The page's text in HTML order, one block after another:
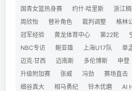
国青女篮热身赛
约什·哈里斯 浙江
周欣怡
替补角色 裁判调整 格林
冠军经验
黄龙体育中心 第22轮
NBC专访
鲍亚雄 上海U17队 单
迈克·甘西
迈南斯 多伦博斯 申登
升级附加赛
张威 冯劲 赛场直击
细谷真大
相马勇纪 铃木优磨 Al